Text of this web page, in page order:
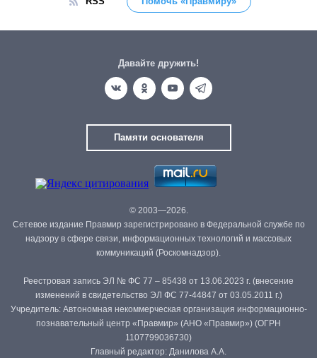
Давайте дружить!
Памяти основателя
© 2003—2026.
Сетевое издание Правмир зарегистрировано в Федеральной службе по
надзору в сфере связи, информационных технологий и массовых
коммуникаций (Роскомнадзор).
Реестровая запись ЭЛ № ФС 77 – 85438 от 13.06.2023 г. (внесение
изменений в свидетельство ЭЛ ФС 77-44847 от 03.05.2011 г.)
Учредитель: Автономная некоммерческая организация информационно-
познавательный центр «Правмир» (АНО «Правмир») (ОГРН
1107799036730)
Главный редактор: Данилова А.А.